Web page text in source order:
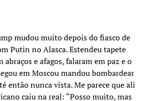
habitantes de Gaza e da
aconteceram de forma inversa.
cerrada oposição aos acordos.
peja Paz, e foi ali
mudou muito depois do fiasco de
Putin no Alasca. Estendeu tapete
e afagos, falaram em paz e o
em Moscou mandou bombardear
então nunca vista. Me parece que ali
caiu na real: “Posso muito, mas